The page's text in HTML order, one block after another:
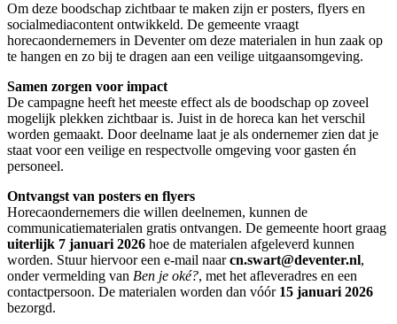
Om deze boodschap zichtbaar te maken zijn er posters, flyers en
socialmediacontent ontwikkeld. De gemeente vraagt
horecaondernemers in Deventer om deze materialen in hun zaak op
te hangen en zo bij te dragen aan een veilige uitgaansomgeving.
Samen zorgen voor impact
De campagne heeft het meeste effect als de boodschap op zoveel
mogelijk plekken zichtbaar is. Juist in de horeca kan het verschil
worden gemaakt. Door deelname laat je als ondernemer zien dat je
staat voor een veilige en respectvolle omgeving voor gasten én
personeel.
Ontvangst van posters en flyers
Horecaondernemers die willen deelnemen, kunnen de
communicatiematerialen gratis ontvangen. De gemeente hoort graag
uiterlijk 7 januari 2026 hoe de materialen afgeleverd kunnen
worden. Stuur hiervoor een e-mail naarcn.swart@deventer.nl,
onder vermelding van Ben je oké?, met het afleveradres en een
contactpersoon. De materialen worden dan vóór 15 januari 2026
bezorgd.